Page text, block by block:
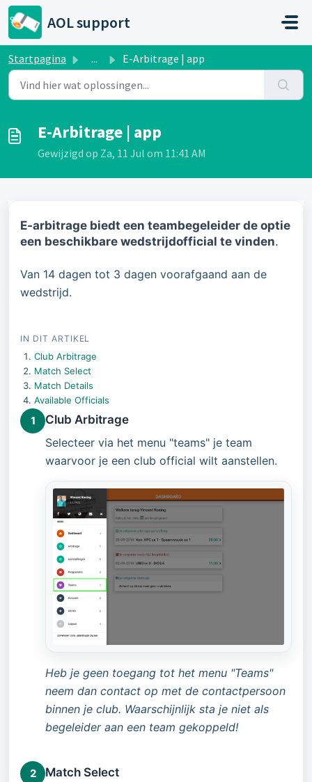
Doorgaan naar hoofdinhoud
AOL support
Startpagina ... E-Arbitrage | app
E-Arbitrage | app
Gewijzigd op Za, 11 Jul om 11:41 AM
E-arbitrage biedt een teambegeleider de optie
een beschikbare wedstrijdofficial te vinden.
Van 14 dagen tot 3 dagen voorafgaand aan de
wedstrijd.
IN DIT ARTIKEL
Club Arbitrage
Match Select
Match Details
Available Officials
1
Club Arbitrage
Selecteer via het menu "teams" je team
waarvoor je een club official wilt aanstellen.
Heb je geen toegang tot het menu "Teams"
neem dan contact op met de contactpersoon
binnen je club. Waarschijnlijk sta je niet als
begeleider aan een team gekoppeld!
2
Match Select